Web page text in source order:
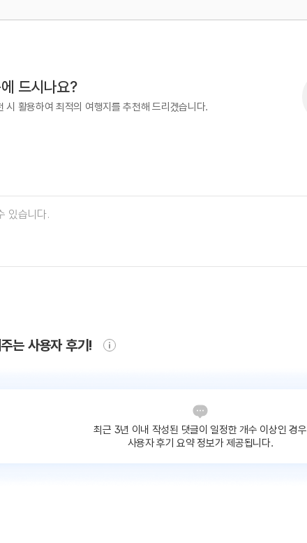
드시나요?
시 활용하여 최적의 여행지를 추천해 드리겠습니다.
는 사용자 후기!
최근 3년 이내 작성된 댓글이 일정한 개수 이상인 경우
사용자 후기 요약 정보가 제공됩니다.